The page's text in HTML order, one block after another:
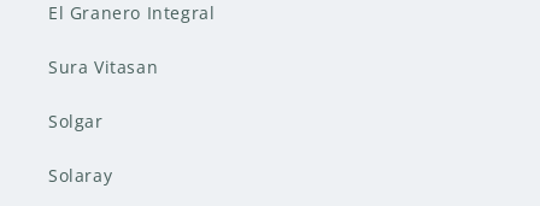
El Granero Integral
Sura Vitasan
Solgar
Solaray